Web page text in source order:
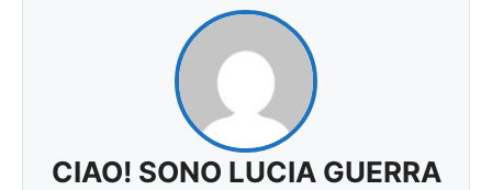
CIAO! SONO LUCIA GUERRA